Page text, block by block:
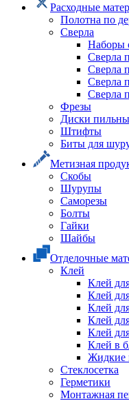
Расходные
Полотна по
Сверла
Наборы
Сверла
Сверла
Сверла
Сверла
Фрезы
Диски
Штифты
Биты для
Метизная
Скобы
Шурупы
Саморезы
Болты
Гайки
Шайбы
Отделочные
Клей
Клей
Клей
Клей
Клей
Клей
Клей в
Жидкие
Стеклосетка
Герметики
Монтажная